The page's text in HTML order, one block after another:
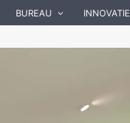
BUREAU INNOVATIE